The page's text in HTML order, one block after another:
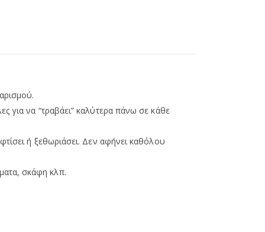
για να “τραβάει” καλύτερα πάνω σε κάθε
ή ξεθωριάσει. Δεν αφήνει καθόλου
σκάφη κλπ.